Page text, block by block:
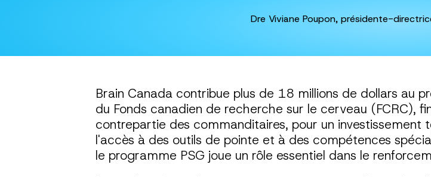
Dre Viviane Poupon, présidente-
Brain Canada contribue plus de 18 millions de dollars au
du Fonds canadien de recherche sur le cerveau (FCRC),
contrepartie des commanditaires, pour un
l'accès à des outils de pointe et à des compétences
le programme PSG joue un rôle essentiel dans le